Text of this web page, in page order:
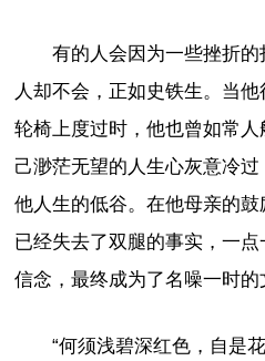
有的人会因为一些挫折
人却不会，正如史铁生。当
轮椅上度过时，他也曾如常
己渺茫无望的人生心灰意冷
他人生的低谷。在他母亲的
已经失去了双腿的事实，一
信念，最终成为了名噪一时的
“何须浅碧深红色，自是